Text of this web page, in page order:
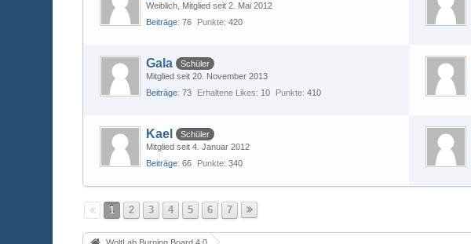
Weiblich Mitglied seit 2. Mai 2012
Beiträge 76 Punkte 420
Gala
Schüler
Mitglied seit 20. November 2013
Beiträge 73 Erhaltene Likes 10 Punkte 410
Kael
Schüler
Mitglied seit 4. Januar 2012
Beiträge 66 Punkte 340
1 2 3 4 5 6 7